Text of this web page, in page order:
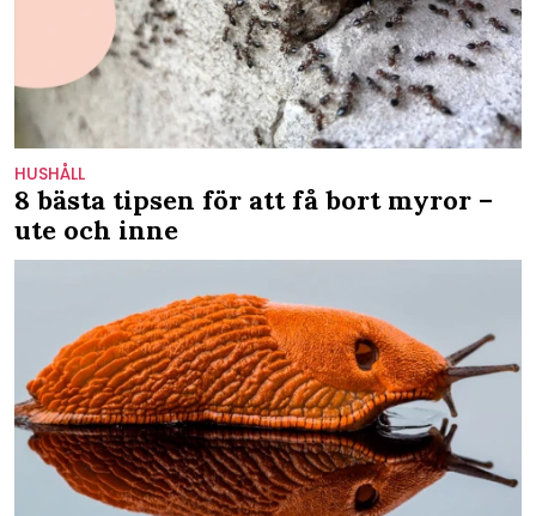
HUSHÅLL
8 bästa tipsen för att få bort myror –
ute och inne